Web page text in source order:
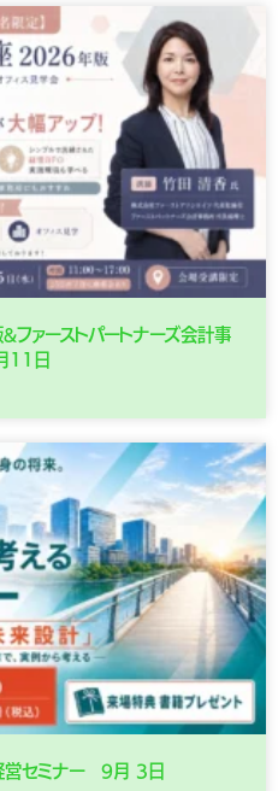
ァーストパートナーズ会計事
11日
営セミナー 9月 3日